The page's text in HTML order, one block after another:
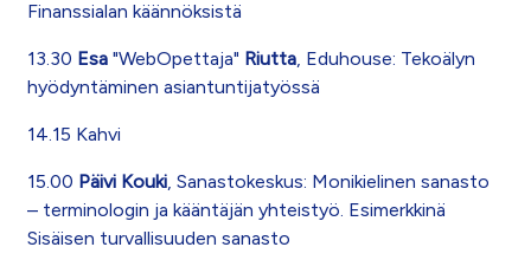
Finanssialan käännöksistä
13.30 Esa "WebOpettaja" Riutta, Eduhouse: Tekoälyn
hyödyntäminen asiantuntijatyössä
14.15 Kahvi
15.00 Päivi Kouki, Sanastokeskus: Monikielinen sanasto
– terminologin ja kääntäjän yhteistyö. Esimerkkinä
Sisäisen turvallisuuden sanasto